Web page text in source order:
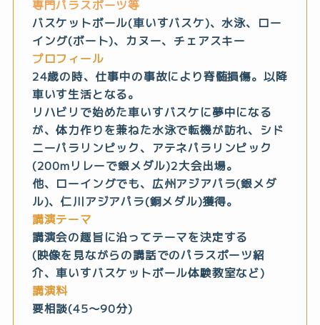
専門パラスポーツ等
バスケットボール(車いすバスケ)、水泳、ロー
イング(ボート)、カヌー、チェアスキー
プロフィール
24歳の時、仕事中の事故により脊髄損傷。以降
車いす生活となる。
リハビリで始めた車いすバスケに夢中になる
が、体力作りを兼ねた水泳で転機が訪れ、シド
ニーパラリンピック、アテネパラリンピック
(200mリレーで銀メダル)2大会出場。
他、ローイングでも、広州アジアパラ(銀メダ
ル)、仁川アジアパラ(銅メダル)獲得。
講演テーマ
講演会の趣旨に沿ってテーマを決定する
(映像を見ながらの講話でのパラスポーツ紹
介、車いすバスケットボール体験教室など)
講演料
要相談(45～90分)